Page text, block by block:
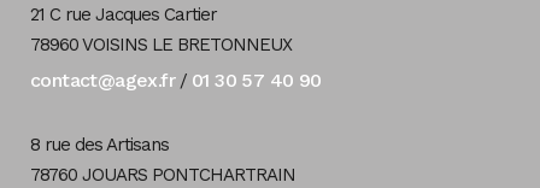
21 C rue Jacques Cartier
78960 VOISINS LE BRETONNEUX
contact@agex.fr/ 01 30 57 40 90
8 rue des Artisans
78760 JOUARS PONTCHARTRAIN